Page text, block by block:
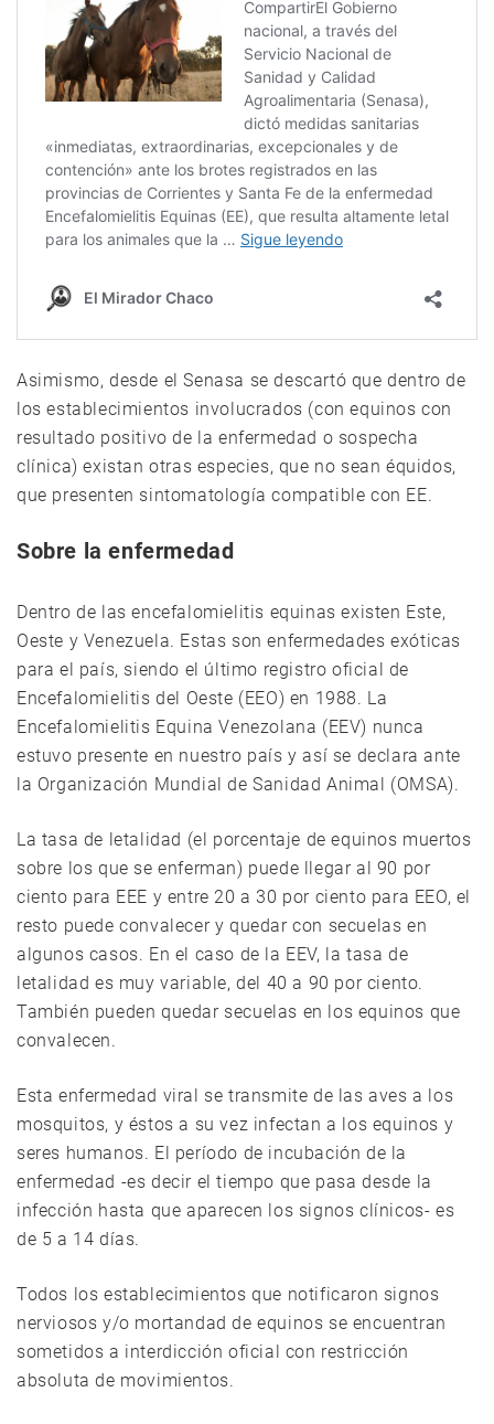
Asimismo, desde el Senasa se descartó que dentro de
los establecimientos involucrados (con equinos con
resultado positivo de la enfermedad o sospecha
clínica) existan otras especies, que no sean équidos,
que presenten sintomatología compatible con EE.
Sobre la enfermedad
Dentro de las encefalomielitis equinas existen Este,
Oeste y Venezuela. Estas son enfermedades exóticas
para el país, siendo el último registro oficial de
Encefalomielitis del Oeste (EEO) en 1988. La
Encefalomielitis Equina Venezolana (EEV) nunca
estuvo presente en nuestro país y así se declara ante
la Organización Mundial de Sanidad Animal (OMSA).
La tasa de letalidad (el porcentaje de equinos muertos
sobre los que se enferman) puede llegar al 90 por
ciento para EEE y entre 20 a 30 por ciento para EEO, el
resto puede convalecer y quedar con secuelas en
algunos casos. En el caso de la EEV, la tasa de
letalidad es muy variable, del 40 a 90 por ciento.
También pueden quedar secuelas en los equinos que
convalecen.
Esta enfermedad viral se transmite de las aves a los
mosquitos, y éstos a su vez infectan a los equinos y
seres humanos. El período de incubación de la
enfermedad -es decir el tiempo que pasa desde la
infección hasta que aparecen los signos clínicos- es
de 5 a 14 días.
Todos los establecimientos que notificaron signos
nerviosos y/o mortandad de equinos se encuentran
sometidos a interdicción oficial con restricción
absoluta de movimientos.